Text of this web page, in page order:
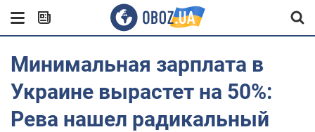
Минимальная зарплата в
Украине вырастет на 50%:
Рева нашел радикальный